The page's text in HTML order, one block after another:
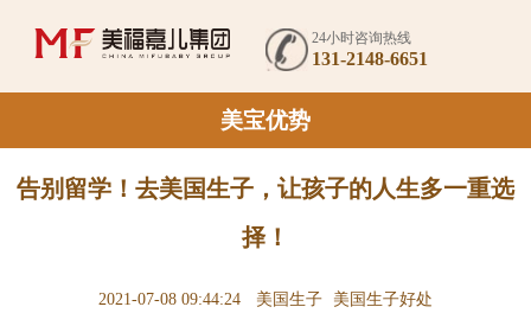
24小时咨询热线
131-2148-6651
美宝优势
告别留学！去美国生子，让孩子的人生多一重选
择！
2021-07-08 09:44:24 美国生子 美国生子好处